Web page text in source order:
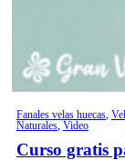
Fanales velas huecas,
Naturales, Video
Curso gratis